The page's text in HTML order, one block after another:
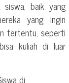
siswa, baik yang
yang ingin
tertentu, seperti
kuliah di luar